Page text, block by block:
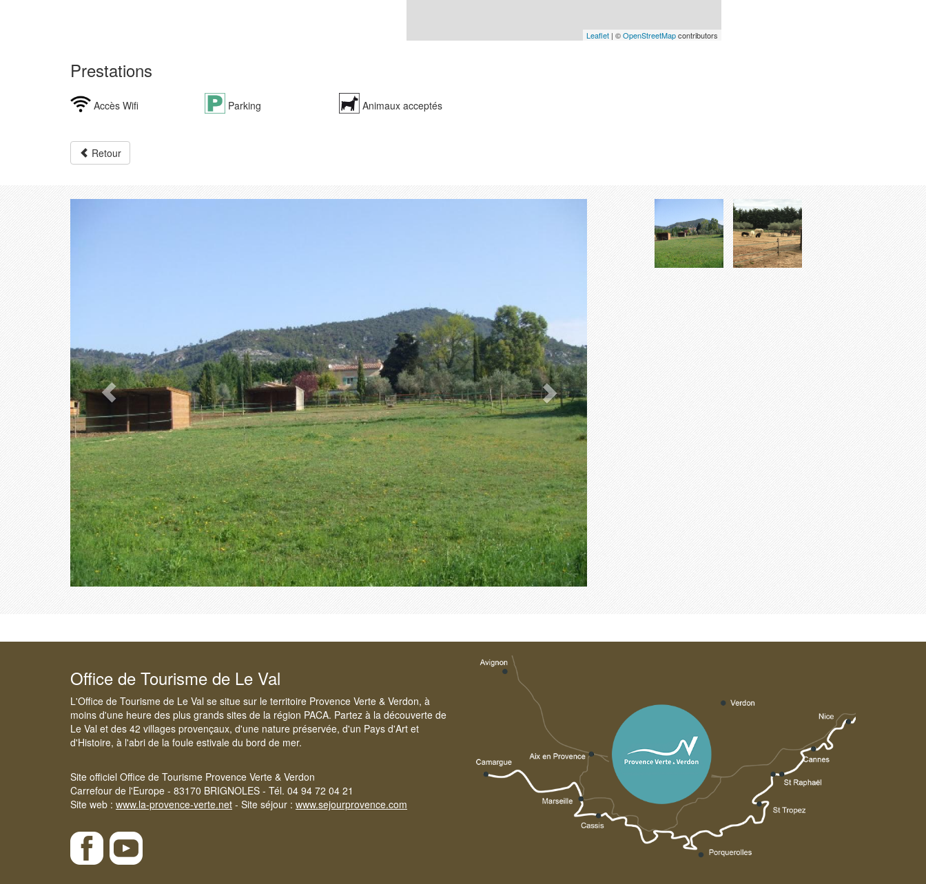
Leaflet | ©OpenStreetMapcontributors
Prestations
Accès Wifi Parking Animaux acceptés
Retour
Office de Tourisme de Le Val
L'Office de Tourisme de Le Val se situe sur le territoire Provence Verte & Verdon, à
moins d'une heure des plus grands sites de la région PACA. Partez à la découverte de
Le Val et des 42 villages provençaux, d'une nature préservée, d'un Pays d'Art et
d'Histoire, à l'abri de la foule estivale du bord de mer.
Site officiel Office de Tourisme Provence Verte & Verdon
Carrefour de l'Europe - 83170 BRIGNOLES - Tél. 04 94 72 04 21
Site web : www.la-provence-verte.net - Site séjour : www.sejourprovence.com